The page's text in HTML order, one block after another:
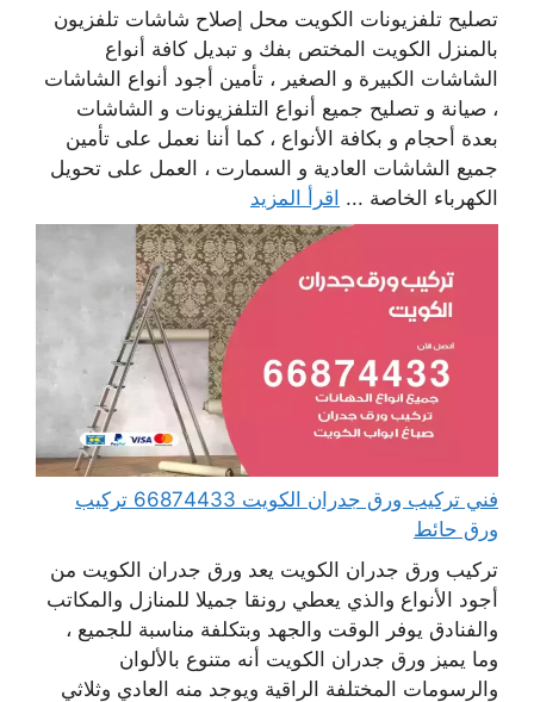
تصليح تلفزيونات الكويت محل إصلاح شاشات تلفزيون
بالمنزل الكويت المختص بفك و تبديل كافة أنواع
الشاشات الكبيرة و الصغير ، تأمين أجود أنواع الشاشات
، صيانة و تصليح جميع أنواع التلفزيونات و الشاشات
بعدة أحجام و بكافة الأنواع ، كما أننا نعمل على تأمين
جميع الشاشات العادية و السمارت ، العمل على تحويل
الكهرباء الخاصة ... اقرأ المزيد
فني تركيب ورق جدران الكويت 66874433 تركيب
ورق حائط
تركيب ورق جدران الكويت يعد ورق جدران الكويت من
أجود الأنواع والذي يعطي رونقا جميلا للمنازل والمكاتب
والفنادق يوفر الوقت والجهد وبتكلفة مناسبة للجميع ،
وما يميز ورق جدران الكويت أنه متنوع بالألوان
والرسومات المختلفة الراقية ويوجد منه العادي وثلاثي